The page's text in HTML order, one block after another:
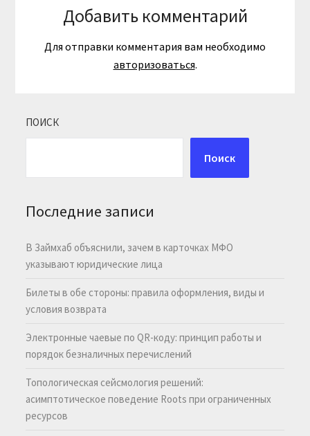
Добавить комментарий
Для отправки комментария вам необходимо
авторизоваться.
ПОИСК
Поиск
Последние записи
В Займхаб объяснили, зачем в карточках МФО
указывают юридические лица
Билеты в обе стороны: правила оформления, виды и
условия возврата
Электронные чаевые по QR-коду: принцип работы и
порядок безналичных перечислений
Топологическая сейсмология решений:
асимптотическое поведение Roots при ограниченных
ресурсов